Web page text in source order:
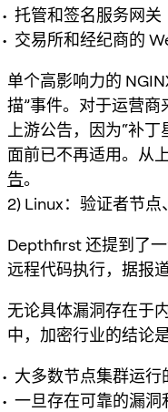
托管和签名服务网关
交易所和经纪商的
单个高影响力的
描”事件。对于运营
上游公告，因为“补
面前已不再适用。从
告。
2) Linux：验证者节
Depthfirst 还提到了
远程代码执行，据报
无论具体漏洞存在于
中，加密行业的结论
大多数节点集群运行
一旦存在可靠的漏洞